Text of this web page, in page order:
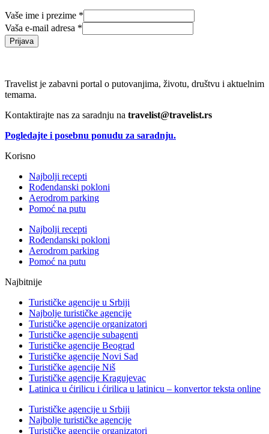
Vaše ime i prezime *
Vaša e-mail adresa *
Prijava
Travelist je zabavni portal o putovanjima, životu, društvu i aktuelnim
temama.
Kontaktirajte nas za saradnju na travelist@travelist.rs
Pogledajte i posebnu ponudu za saradnju.
Korisno
Najbolji recepti
Rođendanski pokloni
Aerodrom parking
Pomoć na putu
Najbolji recepti
Rođendanski pokloni
Aerodrom parking
Pomoć na putu
Najbitnije
Turističke agencije u Srbiji
Najbolje turističke agencije
Turističke agencije organizatori
Turističke agencije subagenti
Turističke agencije Beograd
Turističke agencije Novi Sad
Turističke agencije Niš
Turističke agencije Kragujevac
Latinica u ćirilicu i ćirilica u latinicu – konvertor teksta online
Turističke agencije u Srbiji
Najbolje turističke agencije
Turističke agencije organizatori